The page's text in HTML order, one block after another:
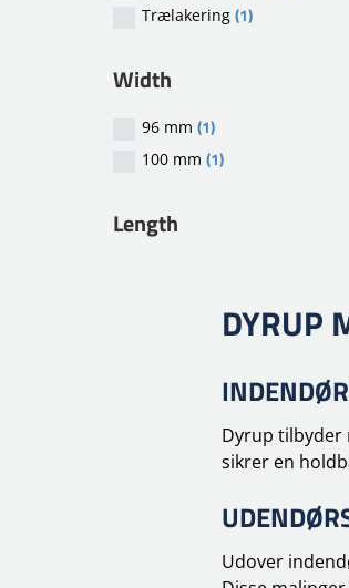
Trælakering (1)
Width
96 mm (1)
100 mm (1)
Length
DYRUP
Dyrup tilbyder
sikrer en
Udover